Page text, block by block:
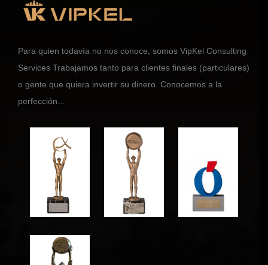
Para quien todavía no nos conoce, somos VipKel Consulting
Services Trabajamos tanto para clientes finales (particulares)
o gente que quiera invertir su dinero. Conocemos a la
perfección...